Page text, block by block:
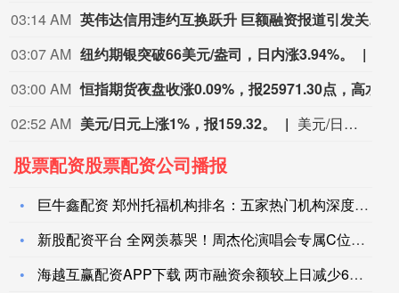
03:14 AM
英伟达信用违约互换跃升 巨额融资报道引发关注
03:07 AM 纽约期银突破66美元/盎司，日内涨3.94%。
03:00 AM
02:52 AM 美元/日元上涨1%，报159.32。 美元/日元上涨1%，报159.32。
股票配资股票配资公司播报
巨牛鑫配资 郑州托福机构排名：五家热门机构深度对比，帮你找准
新股配资平台 全网羡慕哭！周杰伦演唱会专属C位只给昆凌，叶惠
海越互赢配资APP下载 两市融资余额较上日减少68.75亿元